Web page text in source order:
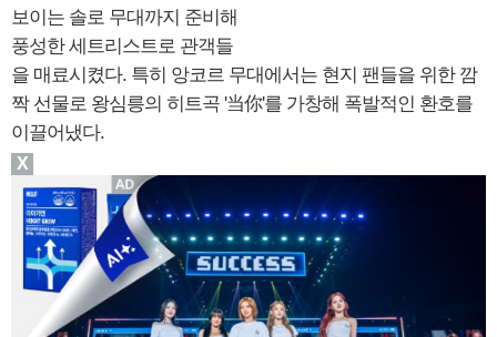
보이는 솔로 무대까지 준비해
풍성한 세트리스트로 관객들
을 매료시켰다. 특히 앙코르 무대에서는 현지 팬들을 위한 깜
짝 선물로 왕심릉의 히트곡 '当你'를 가창해 폭발적인 환호를
이끌어냈다.
X